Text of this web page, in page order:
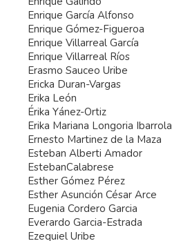
Enrique García Alfonso
Enrique Gómez-Figueroa
Enrique Villarreal García
Enrique Villarreal Ríos
Erasmo Sauceo Uribe
Ericka Duran-Vargas
Erika León
Érika Yánez-Ortiz
Erika Mariana Longoria Ibarrola
Ernesto Martinez de la Maza
Esteban Alberti Amador
EstebanCalabrese
Esther Gómez Pérez
Esther Asunción César Arce
Eugenia Cordero Garcia
Everardo Garcia-Estrada
Ezequiel Uribe